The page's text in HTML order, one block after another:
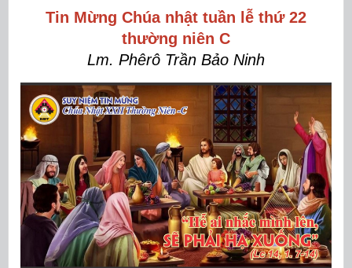
Tin Mừng Chúa nhật tuần lễ thứ 22
thường niên C
Lm. Phêrô Trần Bảo Ninh